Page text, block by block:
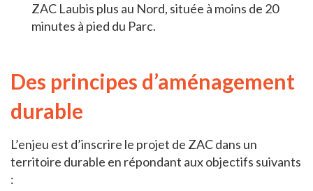
ZAC Laubis plus au Nord, située à moins de 20
minutes à pied du Parc.
Des principes d’aménagement
durable
L’enjeu est d’inscrire le projet de ZAC dans un
territoire durable en répondant aux objectifs suivants
: